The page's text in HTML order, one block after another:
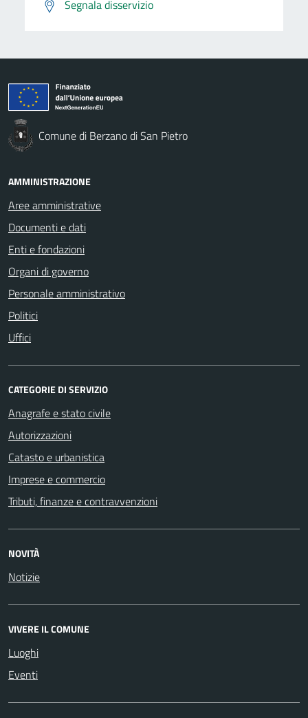
Segnala disservizio
Comune di Berzano di San Pietro
AMMINISTRAZIONE
Aree amministrative
Documenti e dati
Enti e fondazioni
Organi di governo
Personale amministrativo
Politici
Uffici
CATEGORIE DI SERVIZIO
Anagrafe e stato civile
Autorizzazioni
Catasto e urbanistica
Imprese e commercio
Tributi, finanze e contravvenzioni
NOVITÀ
Notizie
VIVERE IL COMUNE
Luoghi
Eventi